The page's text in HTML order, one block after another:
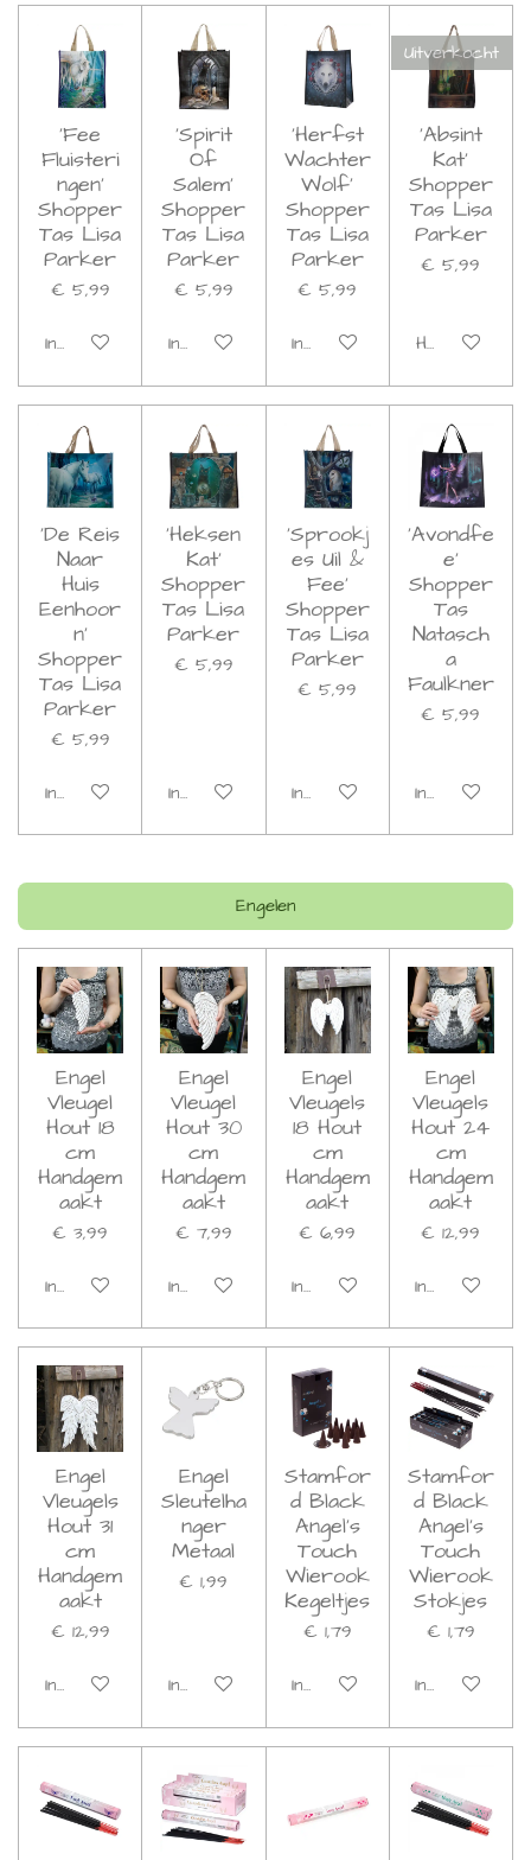
'Fee
Fluisteri
ngen'
Shopper
Tas Lisa
Parker
€ 5,99
In winkelwagen
'Spirit
Of
Salem'
Shopper
Tas Lisa
Parker
€ 5,99
In winkelwagen
'Herfst
Wachter
Wolf'
Shopper
Tas Lisa
Parker
€ 5,99
In winkelwagen
Uitverkocht
'Absint
Kat'
Shopper
Tas Lisa
Parker
€ 5,99
Houd mij op
'De Reis
Naar
Huis
Eenhoor
n'
Shopper
Tas Lisa
Parker
€ 5,99
In winkelwagen
'Heksen
Kat'
Shopper
Tas Lisa
Parker
€ 5,99
In winkelwagen
'Sprookj
es Uil &
Fee'
Shopper
Tas Lisa
Parker
€ 5,99
In winkelwagen
'Avondfe
e'
Shopper
Tas
Natasch
a
Faulkner
€ 5,99
In
Engelen
Engel
Vleugel
Hout 18
cm
Handgem
aakt
€ 3,99
In winkelwagen
Engel
Vleugel
Hout 30
cm
Handgem
aakt
€ 7,99
In winkelwagen
Engel
Vleugels
18 Hout
cm
Handgem
aakt
€ 6,99
In winkelwagen
Engel
Vleugels
Hout 24
cm
Handgem
aakt
€ 12,99
In
Engel
Vleugels
Hout 31
cm
Handgem
aakt
€ 12,99
In winkelwagen
Engel
Sleutelha
nger
Metaal
€ 1,99
In winkelwagen
Stamfor
d Black
Angel's
Touch
Wierook
Kegeltjes
€ 1,79
In winkelwagen
Stamfor
d Black
Angel's
Touch
Wierook
Stokjes
€ 1,79
In